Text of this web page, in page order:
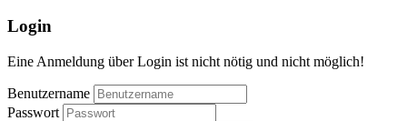
Login
Eine Anmeldung über Login ist nicht nötig und nicht möglich!
Benutzername
Passwort